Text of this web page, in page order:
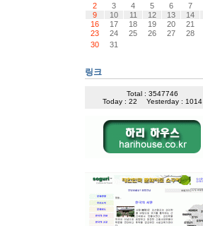
2
3 4 5 6 7
9
10 11 12 13 14
16
17 18 19 20 21
23
24 25 26 27 28
30
31
링크
Total : 3547746
Today : 22
Yesterday : 1014